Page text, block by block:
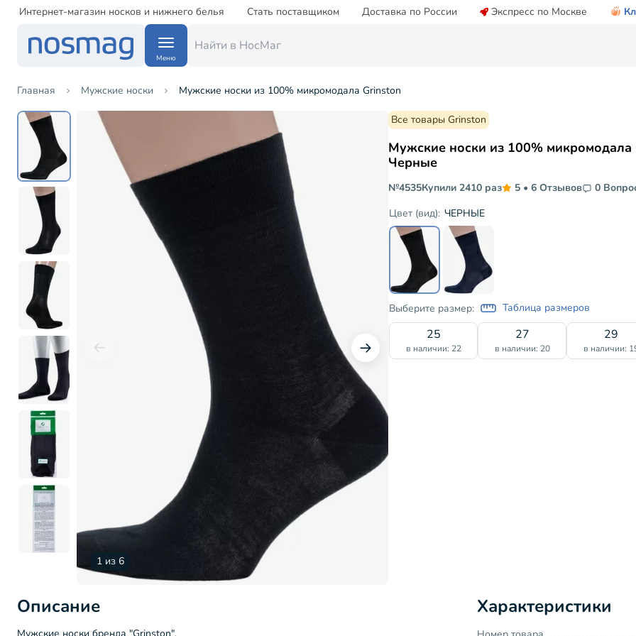
Интернет-магазин носков и нижнего белья Стать поставщиком Доставка по России Экспресс по Москве
Меню
Главная Мужские носки Мужские носки из 100% микромодала Grinston
1 из 6
Все товары Grinston
Мужские носки из 100% микромодала
Черные
№4535Купили 2410 раз 5 • 6 Отзывов
0
Цвет (вид): ЧЕРНЫЕ
Выберите размер: Таблица размеров
25
в наличии: 22
27
в наличии: 20
29
в наличии:
Описание Характеристики